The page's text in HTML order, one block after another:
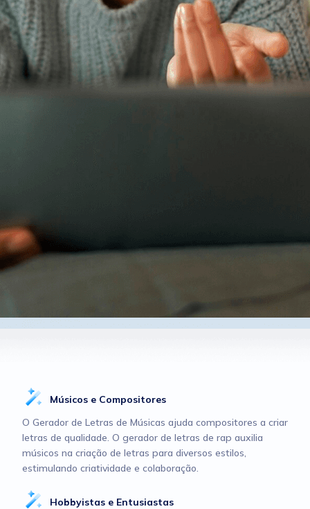
Músicos e Compositores
O Gerador de Letras de Músicas ajuda compositores a criar
letras de qualidade. O gerador de letras de rap auxilia
músicos na criação de letras para diversos estilos,
estimulando criatividade e colaboração.
Hobbyistas e Entusiastas